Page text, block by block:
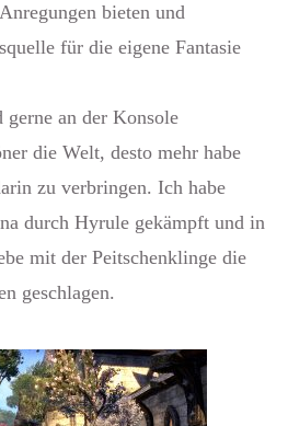
bieten und
für die eigene Fantasie
an der Konsole
die Welt, desto mehr habe
zu verbringen. Ich habe
durch Hyrule gekämpft und in
mit der Peitschenklinge die
geschlagen.